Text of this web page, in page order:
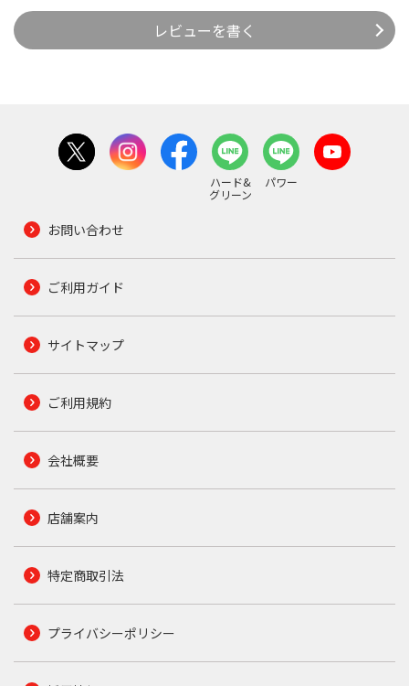
レビューを書く
ハード&
グリーン
パワー
お問い合わせ
ご利用ガイド
サイトマップ
ご利用規約
会社概要
店舗案内
特定商取引法
プライバシーポリシー